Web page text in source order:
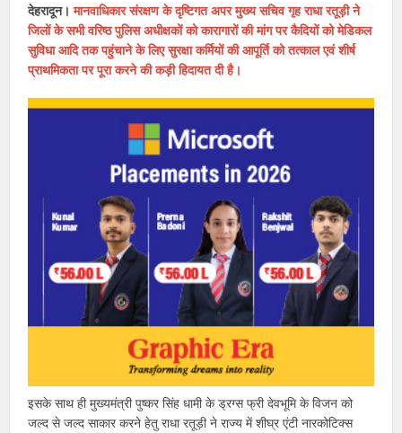
देहरादून। मानवाधिकार संरक्षण के दृष्टिगत अपर मुख्य सचिव गृह राधा रतूड़ी ने
जिलों के सभी वरिष्ठ पुलिस अधीक्षकों को कारागारों की मांग पर कैदियों को मेडिकल
सुविधा आदि तक पहुंचाने के लिए सुरक्षा कर्मियों की आपूर्ति को तत्काल एवं शीर्ष
प्राथमिकता पर पूरा करने की कड़ी हिदायत दी है।
इसके साथ ही मुख्यमंत्री पुष्कर सिंह धामी के ड्रग्स फ्री देवभूमि के विजन को
जल्द से जल्द साकार करने हेतु राधा रतूड़ी ने राज्य में शीघ्र एंटी नारकोटिक्स